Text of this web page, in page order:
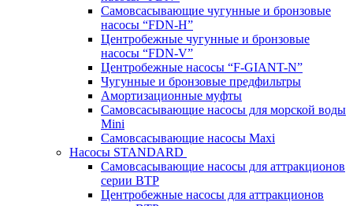
Самовсасывающие чугунные и бронзовые
насосы “FDN-Н”
Центробежные чугунные и бронзовые
насосы “FDN-V”
Центробежные насосы “F-GIANT-N”
Чугунные и бронзовые предфильтры
Амортизационные муфты
Самовсасывающие насосы для морской воды
Mini
Самовсасывающие насосы Maxi
Насосы STANDARD
Самовсасывающие насосы для аттракционов
серии BTP
Центробежные насосы для аттракционов